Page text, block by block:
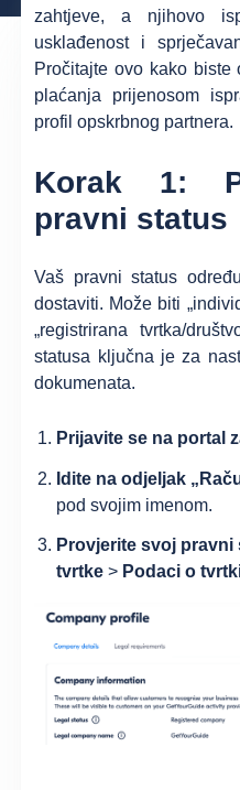
zahtjeve, a njihovo
usklađenost i
Pročitajte ovo kako biste
plaćanja prijenosom
profil opskrbnog partnera.
Korak 1:
pravni status
Vaš pravni status
dostaviti. Može biti
„registrirana tvrtka/
statusa ključna je za
dokumenata.
Prijavite se na portal
Idite na odjeljak
pod svojim imenom.
Provjerite svoj pravni
tvrtke > Podaci o